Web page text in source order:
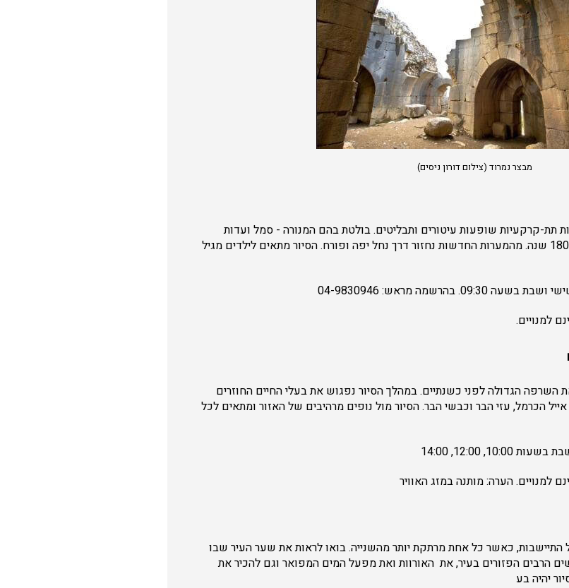
מבצר נמרוד (צילום דורון ניסים)
תת-קרקעיות שופעות עיטורים ותבליטים. בולטת בהם המנורה - סמל ועדות
למורשת העם היהודי בארץ ישראל, בת 1800 שנה. מהמערות החדשות נחזור דרך נחל יפה ופורח. הסיור מתאים לילדים מגיל
מראש: 04-9830946
למנויים.
הגדולה לפני כשנתיים. במהלך הסיור נפגוש את בעלי החיים החוזרים
הכרמל, עזי הבר וכבשי הבר. הסיור מול נופים מרהיבים של האזור ומתאים לכל
12:00, 14:00
למנויים. הערה: מותנה במזג האוויר
התיישבות, כאשר כל אחת מרתקת יותר מהשנייה. בואו לראות את שער העיר שבו
הרבים הפזורים בעיר, את האורוות ואת מפעל המים המפואר וגם להכיר את
יהיה בע